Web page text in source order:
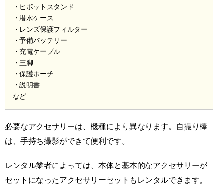
・ピボットスタンド
・潜水ケース
・レンズ保護フィルター
・予備バッテリー
・充電ケーブル
・三脚
・保護ポーチ
・説明書
など
必要なアクセサリーは、機種により異なります。自撮り棒
は、手持ち撮影ができて便利です。
レンタル業者によっては、本体と基本的なアクセサリーが
セットになったアクセサリーセットもレンタルできます。